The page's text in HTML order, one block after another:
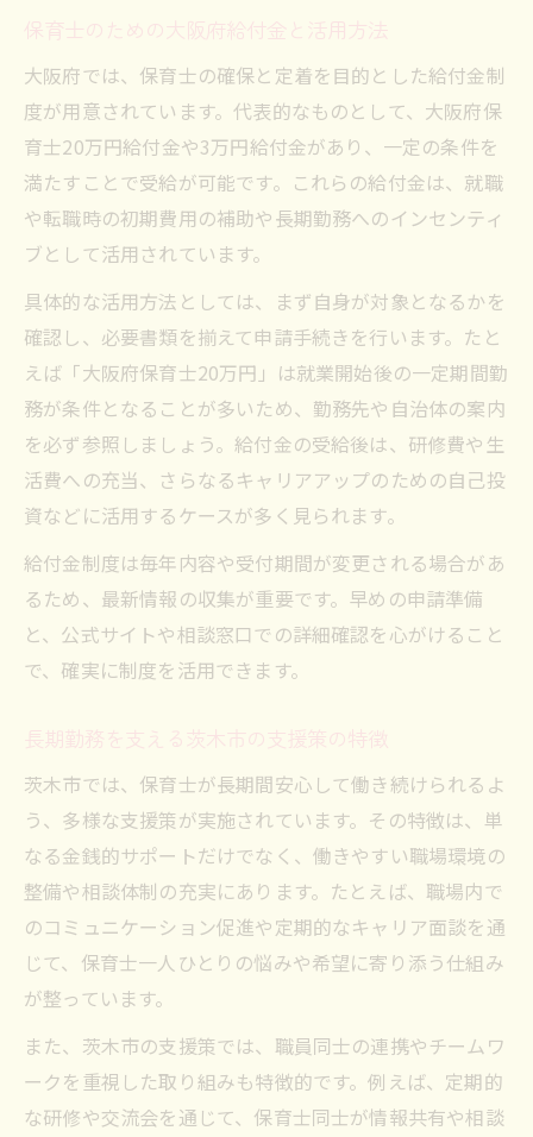
保育士のための大阪府給付金と活用方法
大阪府では、保育士の確保と定着を目的とした給付金制
度が用意されています。代表的なものとして、大阪府保
育士20万円給付金や3万円給付金があり、一定の条件を
満たすことで受給が可能です。これらの給付金は、就職
や転職時の初期費用の補助や長期勤務へのインセンティ
ブとして活用されています。
具体的な活用方法としては、まず自身が対象となるかを
確認し、必要書類を揃えて申請手続きを行います。たと
えば「大阪府保育士20万円」は就業開始後の一定期間勤
務が条件となることが多いため、勤務先や自治体の案内
を必ず参照しましょう。給付金の受給後は、研修費や生
活費への充当、さらなるキャリアアップのための自己投
資などに活用するケースが多く見られます。
給付金制度は毎年内容や受付期間が変更される場合があ
るため、最新情報の収集が重要です。早めの申請準備
と、公式サイトや相談窓口での詳細確認を心がけること
で、確実に制度を活用できます。
長期勤務を支える茨木市の支援策の特徴
茨木市では、保育士が長期間安心して働き続けられるよ
う、多様な支援策が実施されています。その特徴は、単
なる金銭的サポートだけでなく、働きやすい職場環境の
整備や相談体制の充実にあります。たとえば、職場内で
のコミュニケーション促進や定期的なキャリア面談を通
じて、保育士一人ひとりの悩みや希望に寄り添う仕組み
が整っています。
また、茨木市の支援策では、職員同士の連携やチームワ
ークを重視した取り組みも特徴的です。例えば、定期的
な研修や交流会を通じて、保育士同士が情報共有や相談